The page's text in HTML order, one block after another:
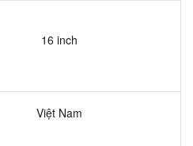
16 inch
Việt Nam